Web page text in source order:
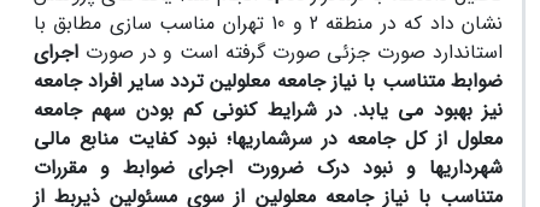
نشان داد که در منطقه 2 و 10 تهران مناسب سازی مطابق با
استاندارد صورت جزئی صورت گرفته است و در صورت اجرای
ضوابط متناسب با نیاز جامعه معلولین تردد سایر افراد جامعه
نیز بهبود می یابد. در شرایط کنونی کم بودن سهم جامعه
معلول از کل جامعه در سرشماری­ها؛ نبود کفایت منابع مالی
شهرداری­ها و نبود درک ضرورت اجرای ضوابط و مقررات
متناسب با نیاز جامعه معلولین از سوی مسئولین ذیربط از